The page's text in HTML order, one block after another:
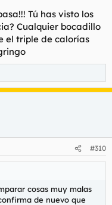
Tú has visto los
Cualquier bocadillo
el triple de calorías
#310
cosas muy malas
de nuevo que